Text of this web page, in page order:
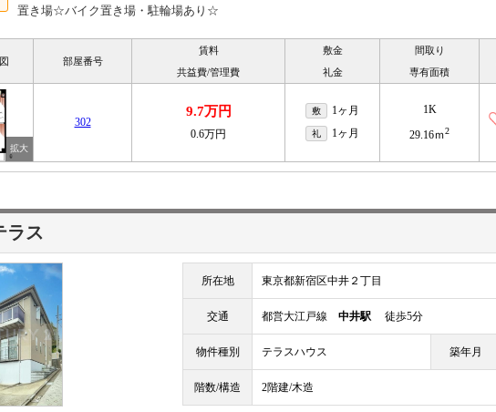
置き場☆バイク置き場・駐輪場あり☆
部屋番号
賃料
共益費/管理費
敷金
礼金
間取り
専有面積
302
9.7万円
0.6万円
敷 1ヶ月
礼 1ヶ月
1K
29.16ｍ2
ラス
所在地 東京都新宿区中井２丁目
交通 都営大江戸線 中井駅 徒歩5分
物件種別 テラスハウス 築年月
階数/構造 2階建/木造